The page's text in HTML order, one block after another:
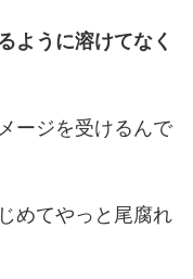
ように溶けてなく
ージを受けるんで
めてやっと尾腐れ